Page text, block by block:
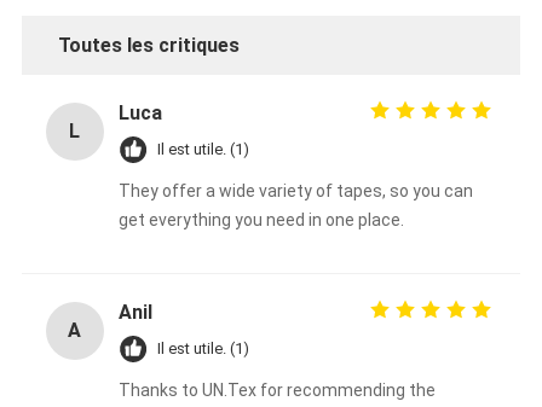
Toutes les critiques
L
Luca
Il est utile. (1)
They offer a wide variety of tapes, so you can
get everything you need in one place.
A
Anil
Il est utile. (1)
Thanks to UN.Tex for recommending the